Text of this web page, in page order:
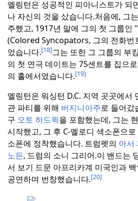
엘링턴은 성공적인 피아니스트가 되
나 자신의 것을 샀습니다.처음에, 그
주했고, 1917년 말에 그의 첫 그룹인
(Colored Syncopators, 그의 전화번
었습니다.[18]그는 또한 그 그룹의 부
의 첫 연극 데이트는 75센트를 집으
의 홀에서였습니다.[19]
엘링턴은 워싱턴 D.C. 지역 곳곳에서
관 파티를 위해 버지니아주로 들어갔
구 오토 하드윅을 포함했는데, 그는
시작했고, 그 후 C-멜로디 색소폰으
소폰에 정착했습니다. 트럼펫의 아서
노든, 드럼의 소니 그리어.이 밴드는
서 보기 드문 아프리카계 미국인과
공연하며 번창했습니다.[20]